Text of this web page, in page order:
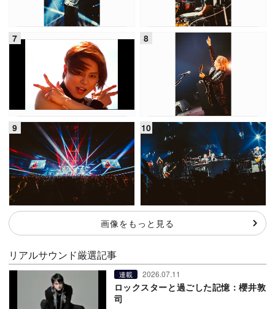
画像をもっと見る
リアルサウンド厳選記事
連載 2026.07.11
ロックスターと過ごした記憶：櫻井敦
司